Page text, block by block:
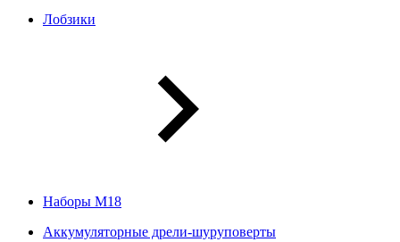
Лобзики
Наборы М18
Аккумуляторные дрели-шуруповерты